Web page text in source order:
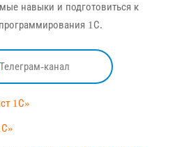
навыки и подготовиться к
1С.
Телеграм-канал
1С»